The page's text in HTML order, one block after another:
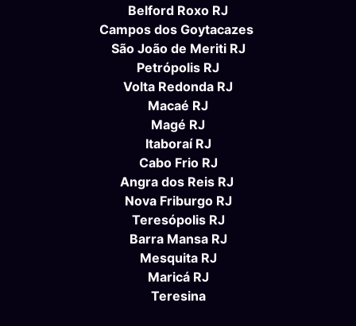
Belford Roxo RJ
Campos dos Goytacazes
São João de Meriti RJ
Petrópolis RJ
Volta Redonda RJ
Macaé RJ
Magé RJ
Itaboraí RJ
Cabo Frio RJ
Angra dos Reis RJ
Nova Friburgo RJ
Teresópolis RJ
Barra Mansa RJ
Mesquita RJ
Maricá RJ
Teresina